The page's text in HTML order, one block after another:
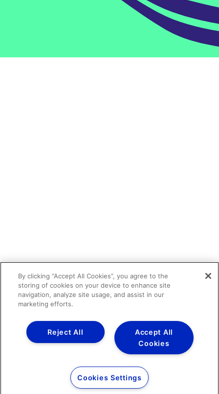
By clicking “Accept All Cookies”, you agree to the
storing of cookies on your device to enhance site
navigation, analyze site usage, and assist in our
marketing efforts.
Accept All
Cookies
Reject All
Cookies Settings